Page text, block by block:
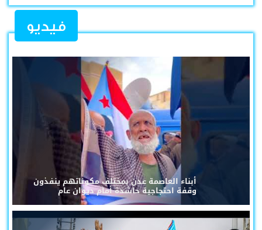
فيديو
أبناء العاصمة عدن بمختلف مكوناتهم ينفذون
وقفة احتجاجية حاشدة أمام ديوان عام